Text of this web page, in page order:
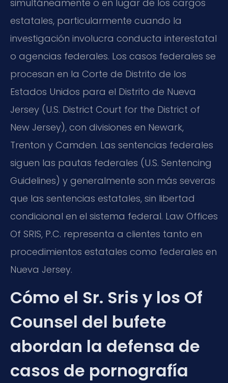
simultáneamente o en lugar de los cargos
estatales, particularmente cuando la
investigación involucra conducta interestatal
o agencias federales. Los casos federales se
procesan en la Corte de Distrito de los
Estados Unidos para el Distrito de Nueva
Jersey (U.S. District Court for the District of
New Jersey), con divisiones en Newark,
Trenton y Camden. Las sentencias federales
siguen las pautas federales (U.S. Sentencing
Guidelines) y generalmente son más severas
que las sentencias estatales, sin libertad
condicional en el sistema federal. Law Offices
Of SRIS, P.C. representa a clientes tanto en
procedimientos estatales como federales en
Nueva Jersey.
Cómo el Sr. Sris y los Of
Counsel del bufete
abordan la defensa de
casos de pornografía